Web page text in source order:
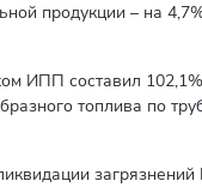
продукции – на
ИПП составил
топлива по